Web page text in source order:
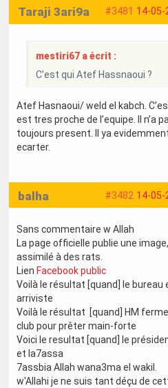
#3481 14-05-
Taraji 3ari9a
mestiri67 a écrit :
C’est qui Atef Hassnaoui ?
Atef Hasnaoui/ weld el kabch.
est tres proche de l’equipe. Il n’a
toujours present. Il ya
ecarter.
#3482 14-05-
balha
Sans commentaire w Allah
La page officielle publie une
assimilé à des rats.
Lien Facebook public
Voilà le résultat [quand] le
arriviste
Voilà le résultat [quand] HM
club pour prêter main-forte
Voici le resultat [quand] le
et la7assa
7assbia Allah wana3ma el wakil.
w'Allahi je ne suis tant déçu de